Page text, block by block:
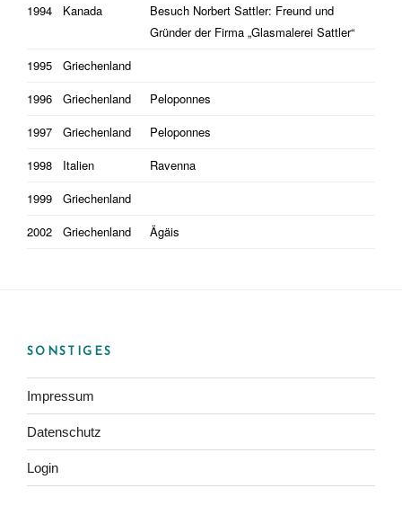
1994
Kanada
Besuch Norbert Sattler: Freund und
Gründer der Firma „Glasmalerei Sattler“
1995
Griechenland
1996
Griechenland
Peloponnes
1997
Griechenland
Peloponnes
1998
Italien
Ravenna
1999
Griechenland
2002
Griechenland Ägäis
SONSTIGES
Impressum
Datenschutz
Login